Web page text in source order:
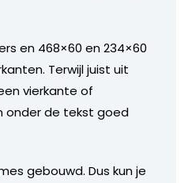
en 468×60 en 234×60
Terwijl juist uit
vierkante of
onder de tekst goed
gebouwd. Dus kun je